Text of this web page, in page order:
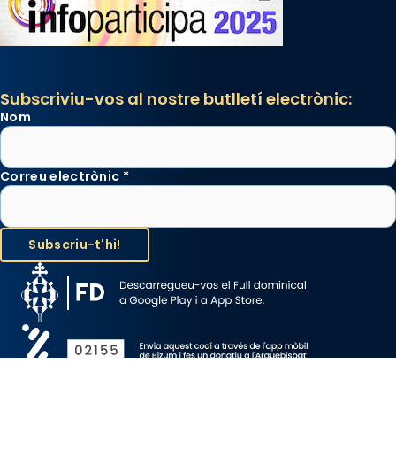
Subscriviu-vos al nostre butlletí electrònic:
Nom
Correu electrònic *